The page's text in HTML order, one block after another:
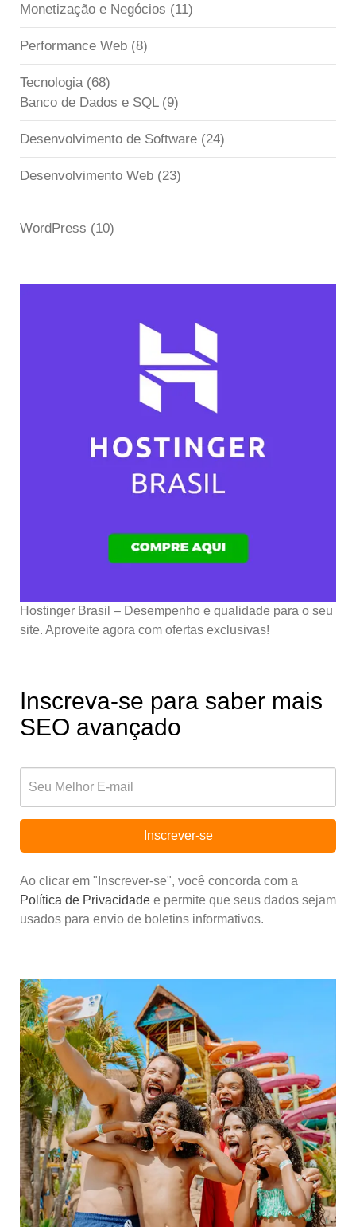
Monetização e Negócios (11)
Performance Web (8)
Tecnologia (68)
Banco de Dados e SQL(9)
Desenvolvimento de Software (24)
Desenvolvimento Web (23)
WordPress (10)
Hostinger Brasil – Desempenho e qualidade para o seu
site. Aproveite agora com ofertas exclusivas!
Inscreva-se para saber mais
SEO avançado
Inscrever-se
Ao clicar em "Inscrever-se", você concorda com a
Política de Privacidade e permite que seus dados sejam
usados para envio de boletins informativos.